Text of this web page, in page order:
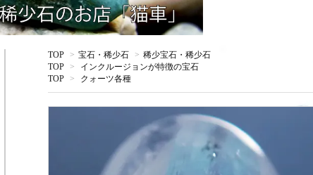
TOP > 宝石・稀少石 > 稀少宝石・稀少石
TOP
>
インクルージョンが特徴の宝石
TOP
> クォーツ各種